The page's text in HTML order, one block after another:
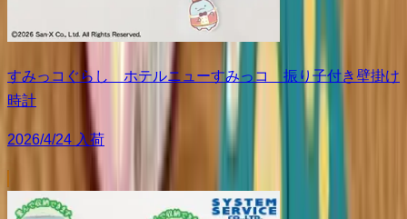
すみっコぐらし ホテルニューすみっコ 振り子付き壁掛け
時計
2026/4/24 入荷